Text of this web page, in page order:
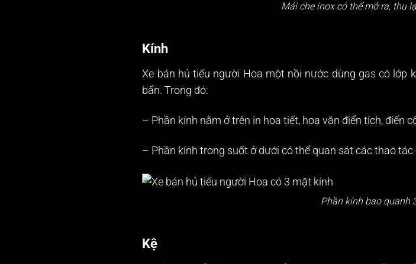
Mái che inox có thể mở ra, thu
Kính
Xe bán hủ tiếu người Hoa một nồi nước dùng gas có lớp
bẩn. Trong đó:
– Phần kính nằm ở trên in họa tiết, hoa văn điển tích, điển
– Phần kính trong suốt ở dưới có thể quan sát các thao
Phần kính bao quanh
Kệ